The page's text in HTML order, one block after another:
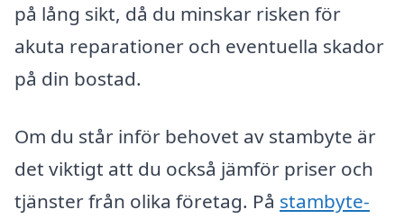
på lång sikt, då du minskar risken för
akuta reparationer och eventuella skador
på din bostad.
Om du står inför behovet av stambyte är
det viktigt att du också jämför priser och
tjänster från olika företag. På stambyte-